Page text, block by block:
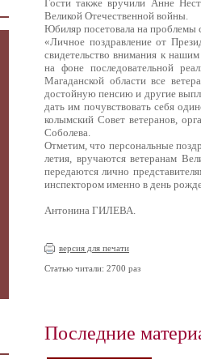
Гости также вручили Анне
Великой Отечественной войны.
Юбиляр посетовала на проблемы
«Личное поздравление от
свидетельство внимания к
на фоне последовательной
Магаданской области все
достойную пенсию и другие
дать им почувствовать себя
колымский Совет ветеранов,
Соболева.
Отметим, что персональные
летия, вручаются ветеранам
передаются лично
инспектором именно в день
Антонина ГИЛЕВА.
версия для печати
Статью читали: 2700 раз
Последние